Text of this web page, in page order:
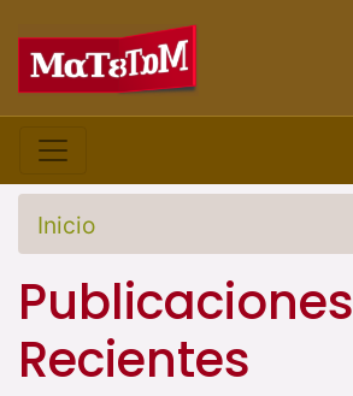
Inicio
Publicaciones
Recientes